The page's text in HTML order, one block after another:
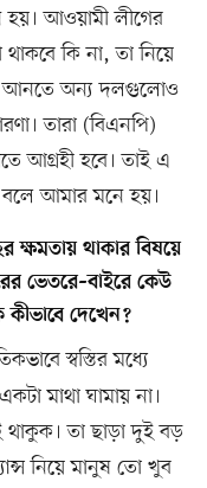
হয়। আওয়ামী লীগের
কি না, তা নিয়ে
আনতে অন্য দলগুলোও
তারা (বিএনপি)
আগ্রহী হবে। তাই এ
আমার মনে হয়।
ক্ষমতায় থাকার বিষয়ে
ভেতরে–বাইরে কেউ
দেখেন?
স্বস্তির মধ্যে
মাথা ঘামায় না।
তা ছাড়া দুই বড়
নিয়ে মানুষ তো খুব